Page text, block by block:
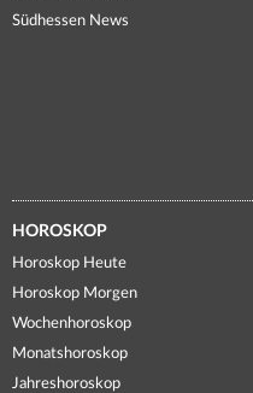
Südhessen News
HOROSKOP
Horoskop Heute
Horoskop Morgen
Wochenhoroskop
Monatshoroskop
Jahreshoroskop